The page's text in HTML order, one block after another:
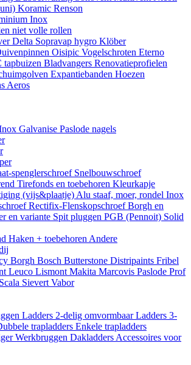
Koramic Renson
Inox
niet volle rollen
Delta Sopravap hygro Klöber
Oisipic Vogelschroten Eterno
tapbuizen Bladvangers Renovatieprofielen
Expantiebanden Hoezen
Aeros
Galvanise Paslode nagels
spenglerschroef Snelbouwschroef
Tirefonds en toebehoren Kleurkapje
(vijs&plaatje) Alu staaf, moer, rondel Inox
Rectifix-FlenskopschroefBorgh en
en variante Spit pluggen PGB (Pennoit) Solid
Haken + toebehoren Andere
Borgh Bosch Butterstone Distripaints Fribel
Leuco Lismont Makita Marcovis Paslode Prof
Scala Sievert Vabor
Ladders 2-delig omvormbaarLadders 3-
trapladders Enkele trapladders
Werkbruggen Dakladders Accessoires voor